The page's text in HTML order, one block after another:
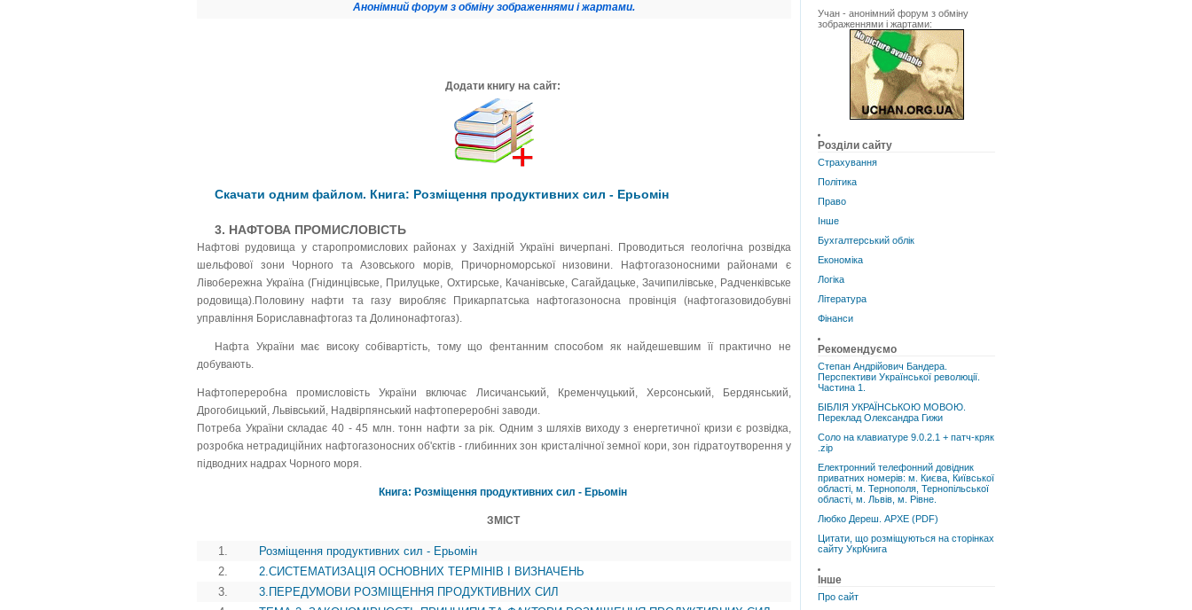
Анонімний форум з обміну зображеннями і жартами.
Додати книгу на сайт:
Скачати одним файлом. Книга: Розміщення продуктивних сил - Ерьомін
3. НАФТОВА ПРОМИСЛОВІСТЬ
Нафтові рудовища у старопромислових районах у Західній Україні вичерпані. Проводиться геологічна розвідка
шельфової зони Чорного та Азовського морів, Причорноморської низовини. Нафтогазоносними районами є
Лівобережна Україна (Гнідинцівське, Прилуцьке, Охтирське, Качанівське, Сагайдацьке, Зачипилівське, Радченківське
родовища).Половину нафти та газу виробляє Прикарпатська нафтогазоносна провінція (нафтогазовидобувні
управління Бориславнафтогаз та Долинонафтогаз).
Нафта України має високу собівартість, тому що фентанним способом як найдешевшим її практично не
добувають.
Нафтопереробна промисловість України включає Лисичанський, Кременчуцький, Херсонський, Бердянський,
Дрогобицький, Львівський, Надвірпянський нафтопереробні заводи.
Потреба України складає 40 - 45 млн. тонн нафти за рік. Одним з шляхів виходу з енергетичної кризи є розвідка,
розробка нетрадиційних нафтогазоносних об'єктів - глибинних зон кристалічної земної кори, зон гідратоутворення у
підводних надрах Чорного моря.
Книга: Розміщення продуктивних сил - Ерьомін
ЗМІСТ
1.
Розміщення продуктивних сил - Ерьомін
2.
2.СИСТЕМАТИЗАЦІЯ ОСНОВНИХ ТЕРМІНІВ І ВИЗНАЧЕНЬ
3.
3.ПЕРЕДУМОВИ РОЗМІЩЕННЯ ПРОДУКТИВНИХ СИЛ
Учан - анонімний форум з обміну
зображеннями і жартами:
Розділи сайту
Страхування
Політика
Право
Інше
Бухгалтерський облік
Економіка
Логіка
Література
Фінанси
Рекомендуємо
Степан Андрійович Бандера.
Перспективи Української революції.
Частина 1.
БІБЛІЯ УКРАЇНСЬКОЮ МОВОЮ.
Переклад Олександра Гижи
Соло на клавиатуре 9.0.2.1 + патч-кряк
.zip
Електронний телефонний довідник
приватних номерів: м. Києва, Київської
області, м. Тернополя, Тернопільської
області, м. Львів, м. Рівне.
Любко Дереш. АРХЕ (PDF)
Цитати, що розміщуються на сторінках
сайту УкрКнига
Інше
Про сайт